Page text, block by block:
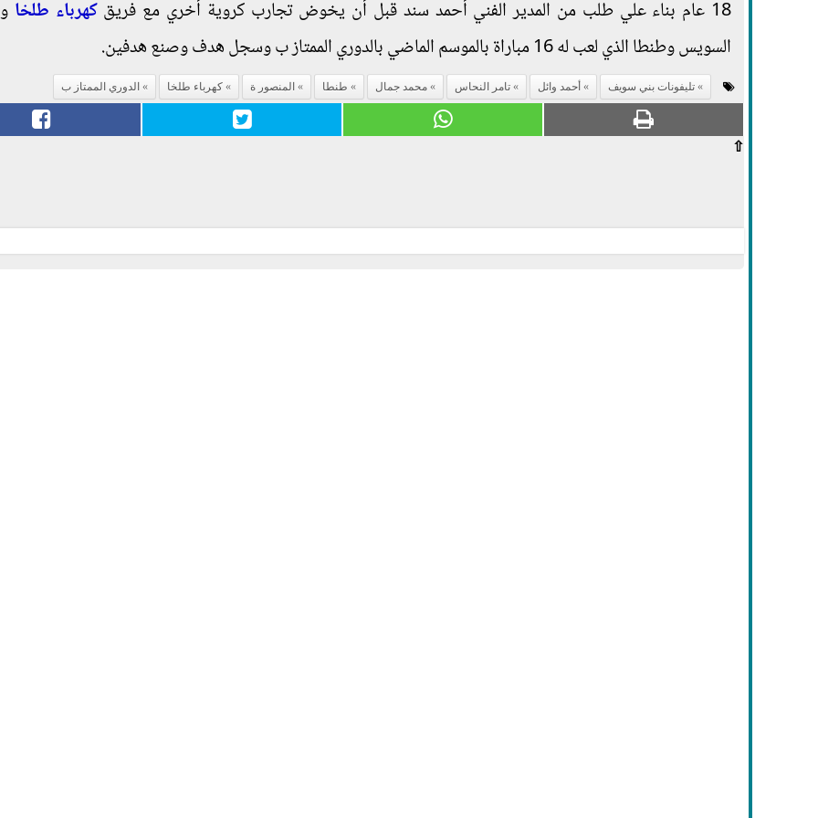
18 عام بناء علي طلب من المدير الفني أحمد سند قبل أن يخوض تجارب كروية أخري مع فريق
كهرباء طلخا
السويس وطنطا الذي لعب له 16 مباراة بالموسم الماضي بالدوري الممتاز ب وسجل هدف وصنع هدفين.
تليفونات بني سويف أحمد وائل تامر النحاس محمد جمال طنطا المنصور ة كهرباء طلخا الدوري الممتاز ب
⇧